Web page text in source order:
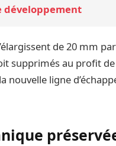
développement
de 20 mm
supprimés au profit
nouvelle ligne